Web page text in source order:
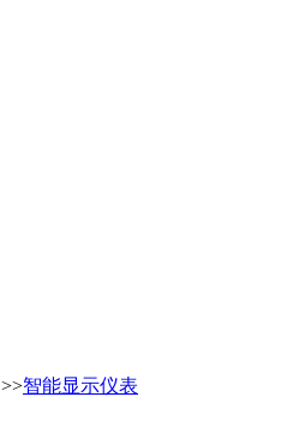
>>智能显示仪表